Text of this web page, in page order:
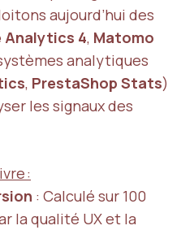
aujourd’hui des
Analytics 4, Matomo
analytiques
, PrestaShop Stats)
les signaux des
:
: Calculé sur 100
la qualité UX et la